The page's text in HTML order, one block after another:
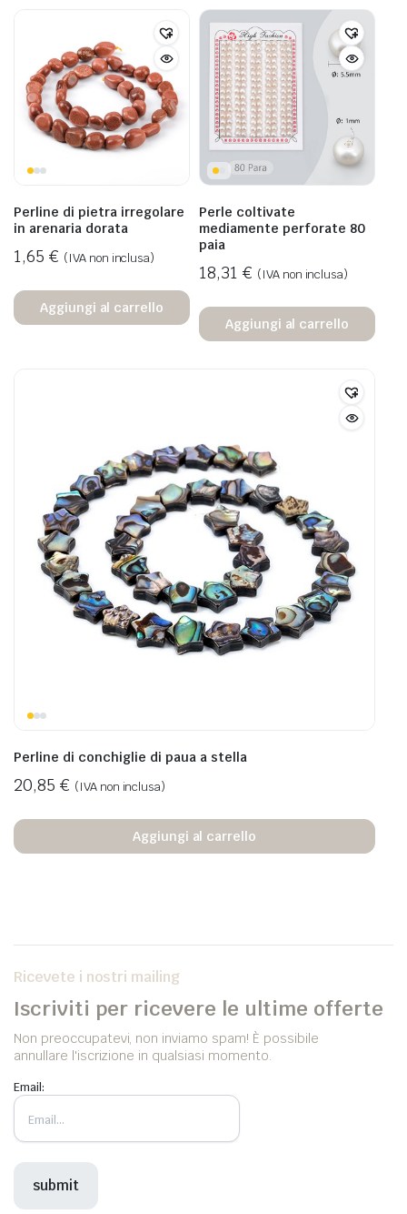
Perline di pietra irregolare
in arenaria dorata
1,65 € (IVA non inclusa)
Aggiungi al carrello
Perle coltivate
mediamente perforate 80
paia
18,31 € (IVA non inclusa)
Aggiungi al carrello
Perline di conchiglie di paua a stella
20,85 € (IVA non inclusa)
Aggiungi al carrello
Ricevete i nostri mailing
Iscriviti per ricevere le ultime offerte
Non preoccupatevi, non inviamo spam! È possibile
annullare l'iscrizione in qualsiasi momento.
Email: